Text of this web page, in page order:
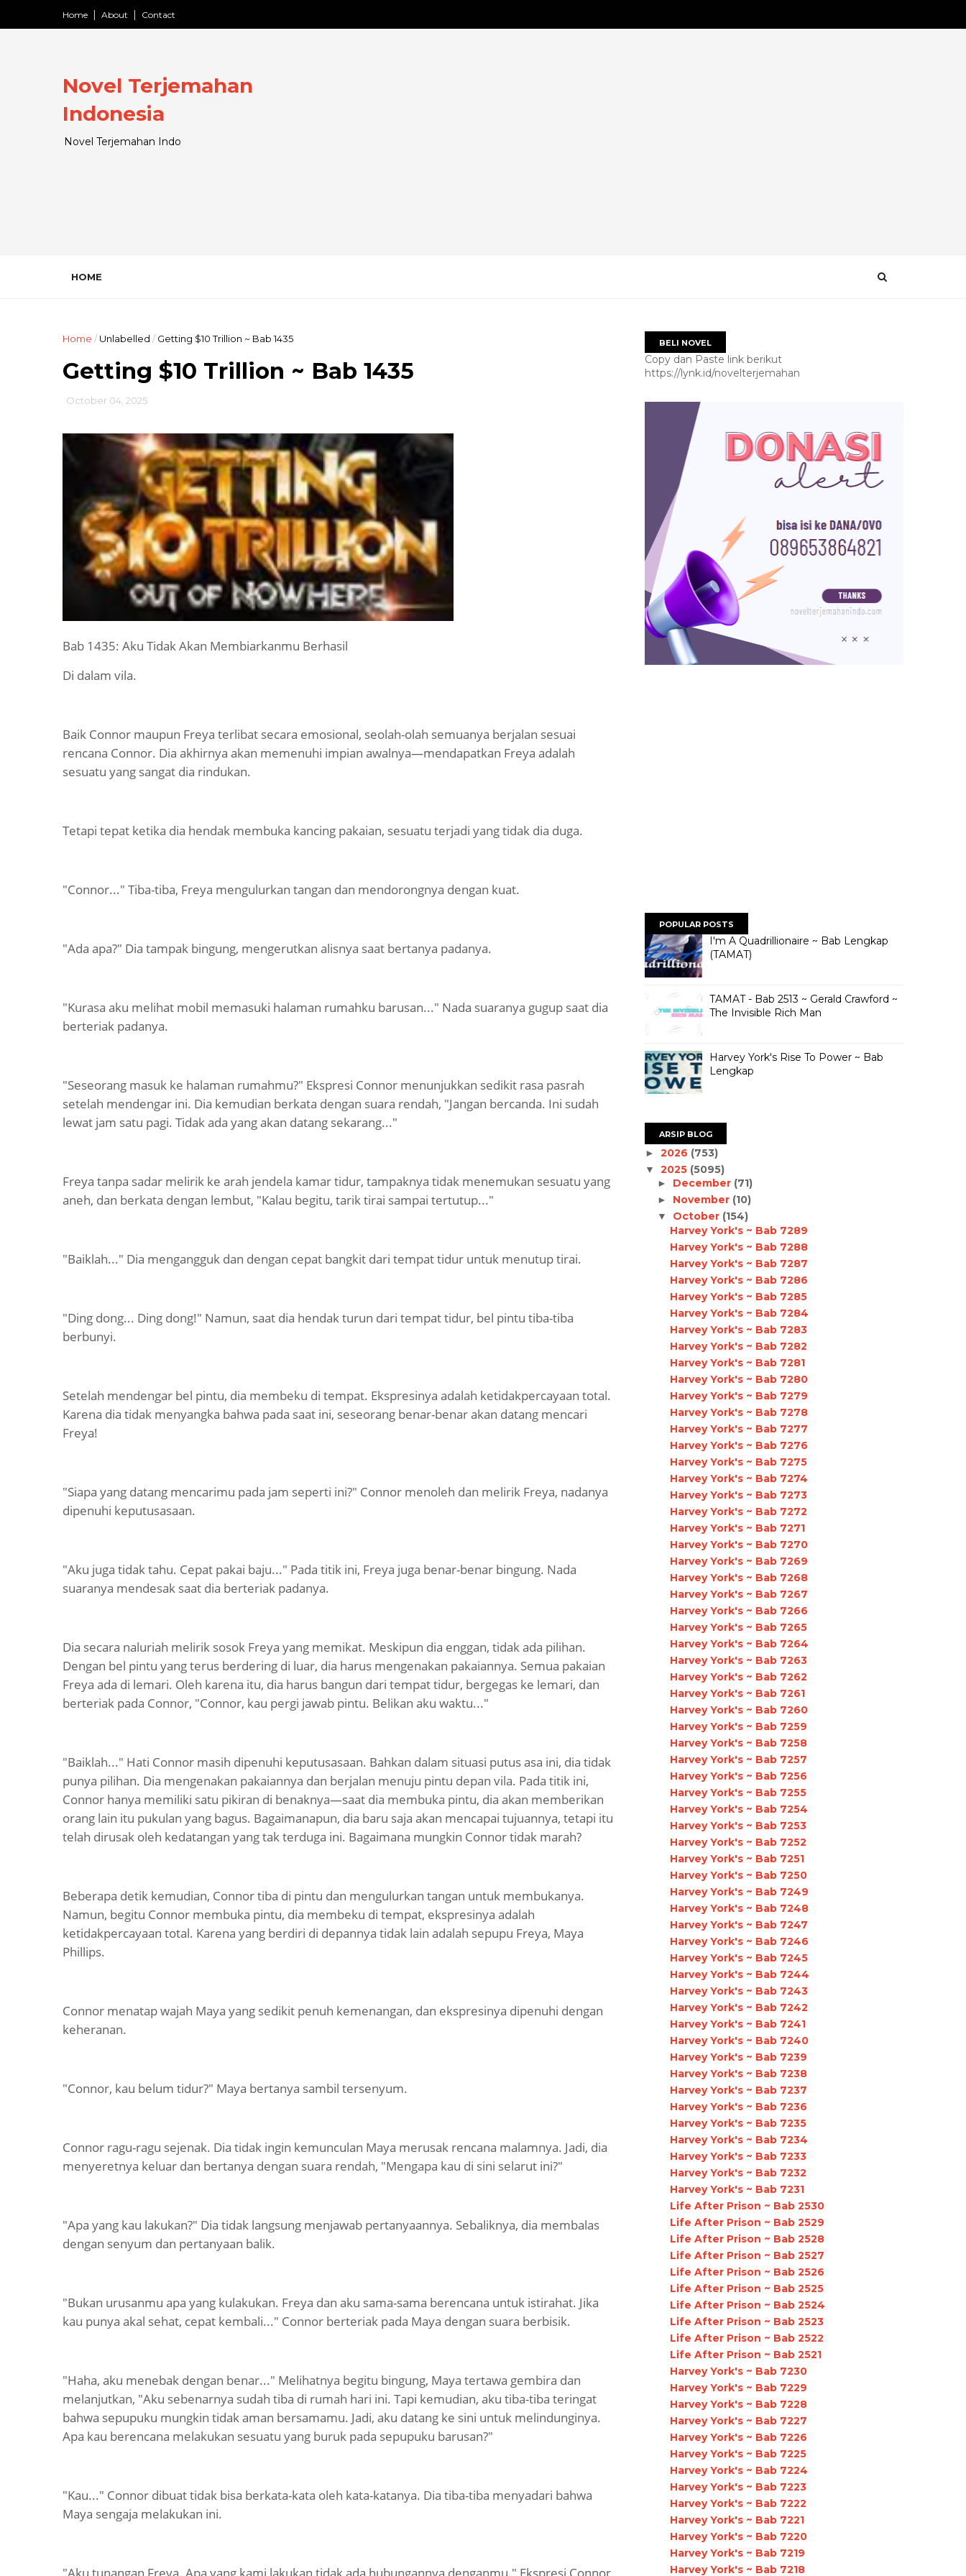
Home About Contact
Novel Terjemahan
Indonesia
Novel Terjemahan Indo
HOME
Home /Unlabelled / Getting $10 Trillion ~ Bab 1435
Getting $10 Trillion ~ Bab 1435
October 04, 2025
Bab 1435: Aku Tidak Akan Membiarkanmu Berhasil
Di dalam vila.
Baik Connor maupun Freya terlibat secara emosional, seolah-olah semuanya berjalan sesuai
rencana Connor. Dia akhirnya akan memenuhi impian awalnya—mendapatkan Freya adalah
sesuatu yang sangat dia rindukan.
Tetapi tepat ketika dia hendak membuka kancing pakaian, sesuatu terjadi yang tidak dia duga.
"Connor..." Tiba-tiba, Freya mengulurkan tangan dan mendorongnya dengan kuat.
"Ada apa?" Dia tampak bingung, mengerutkan alisnya saat bertanya padanya.
"Kurasa aku melihat mobil memasuki halaman rumahku barusan..." Nada suaranya gugup saat dia
berteriak padanya.
"Seseorang masuk ke halaman rumahmu?" Ekspresi Connor menunjukkan sedikit rasa pasrah
setelah mendengar ini. Dia kemudian berkata dengan suara rendah, "Jangan bercanda. Ini sudah
lewat jam satu pagi. Tidak ada yang akan datang sekarang..."
Freya tanpa sadar melirik ke arah jendela kamar tidur, tampaknya tidak menemukan sesuatu yang
aneh, dan berkata dengan lembut, "Kalau begitu, tarik tirai sampai tertutup..."
"Baiklah..." Dia mengangguk dan dengan cepat bangkit dari tempat tidur untuk menutup tirai.
"Ding dong... Ding dong!" Namun, saat dia hendak turun dari tempat tidur, bel pintu tiba-tiba
berbunyi.
Setelah mendengar bel pintu, dia membeku di tempat. Ekspresinya adalah ketidakpercayaan total.
Karena dia tidak menyangka bahwa pada saat ini, seseorang benar-benar akan datang mencari
Freya!
"Siapa yang datang mencarimu pada jam seperti ini?" Connor menoleh dan melirik Freya, nadanya
dipenuhi keputusasaan.
"Aku juga tidak tahu. Cepat pakai baju..." Pada titik ini, Freya juga benar-benar bingung. Nada
suaranya mendesak saat dia berteriak padanya.
Dia secara naluriah melirik sosok Freya yang memikat. Meskipun dia enggan, tidak ada pilihan.
Dengan bel pintu yang terus berdering di luar, dia harus mengenakan pakaiannya. Semua pakaian
Freya ada di lemari. Oleh karena itu, dia harus bangun dari tempat tidur, bergegas ke lemari, dan
berteriak pada Connor, "Connor, kau pergi jawab pintu. Belikan aku waktu..."
"Baiklah..." Hati Connor masih dipenuhi keputusasaan. Bahkan dalam situasi putus asa ini, dia tidak
punya pilihan. Dia mengenakan pakaiannya dan berjalan menuju pintu depan vila. Pada titik ini,
Connor hanya memiliki satu pikiran di benaknya—saat dia membuka pintu, dia akan memberikan
orang lain itu pukulan yang bagus. Bagaimanapun, dia baru saja akan mencapai tujuannya, tetapi itu
telah dirusak oleh kedatangan yang tak terduga ini. Bagaimana mungkin Connor tidak marah?
Beberapa detik kemudian, Connor tiba di pintu dan mengulurkan tangan untuk membukanya.
Namun, begitu Connor membuka pintu, dia membeku di tempat, ekspresinya adalah
ketidakpercayaan total. Karena yang berdiri di depannya tidak lain adalah sepupu Freya, Maya
Phillips.
Connor menatap wajah Maya yang sedikit penuh kemenangan, dan ekspresinya dipenuhi dengan
keheranan.
"Connor, kau belum tidur?" Maya bertanya sambil tersenyum.
Connor ragu-ragu sejenak. Dia tidak ingin kemunculan Maya merusak rencana malamnya. Jadi, dia
menyeretnya keluar dan bertanya dengan suara rendah, "Mengapa kau di sini selarut ini?"
"Apa yang kau lakukan?" Dia tidak langsung menjawab pertanyaannya. Sebaliknya, dia membalas
dengan senyum dan pertanyaan balik.
"Bukan urusanmu apa yang kulakukan. Freya dan aku sama-sama berencana untuk istirahat. Jika
kau punya akal sehat, cepat kembali..." Connor berteriak pada Maya dengan suara berbisik.
"Haha, aku menebak dengan benar..." Melihatnya begitu bingung, Maya tertawa gembira dan
melanjutkan, "Aku sebenarnya sudah tiba di rumah hari ini. Tapi kemudian, aku tiba-tiba teringat
bahwa sepupuku mungkin tidak aman bersamamu. Jadi, aku datang ke sini untuk melindunginya.
Apa kau berencana melakukan sesuatu yang buruk pada sepupuku barusan?"
"Kau..." Connor dibuat tidak bisa berkata-kata oleh kata-katanya. Dia tiba-tiba menyadari bahwa
Maya sengaja melakukan ini.
"Aku tunangan Freya. Apa yang kami lakukan tidak ada hubungannya denganmu." Ekspresi Connor
BELI NOVEL
Copy dan Paste link berikut
https://lynk.id/novelterjemahan
POPULAR POSTS
I'm A Quadrillionaire ~ Bab Lengkap
(TAMAT)
TAMAT - Bab 2513 ~ Gerald Crawford ~
The Invisible Rich Man
Harvey York's Rise To Power ~ Bab
Lengkap
ARSIP BLOG
► 2026 (753)
▼ 2025 (5095)
► December (71)
► November (10)
▼ October (154)
Harvey York's ~ Bab 7289
Harvey York's ~ Bab 7288
Harvey York's ~ Bab 7287
Harvey York's ~ Bab 7286
Harvey York's ~ Bab 7285
Harvey York's ~ Bab 7284
Harvey York's ~ Bab 7283
Harvey York's ~ Bab 7282
Harvey York's ~ Bab 7281
Harvey York's ~ Bab 7280
Harvey York's ~ Bab 7279
Harvey York's ~ Bab 7278
Harvey York's ~ Bab 7277
Harvey York's ~ Bab 7276
Harvey York's ~ Bab 7275
Harvey York's ~ Bab 7274
Harvey York's ~ Bab 7273
Harvey York's ~ Bab 7272
Harvey York's ~ Bab 7271
Harvey York's ~ Bab 7270
Harvey York's ~ Bab 7269
Harvey York's ~ Bab 7268
Harvey York's ~ Bab 7267
Harvey York's ~ Bab 7266
Harvey York's ~ Bab 7265
Harvey York's ~ Bab 7264
Harvey York's ~ Bab 7263
Harvey York's ~ Bab 7262
Harvey York's ~ Bab 7261
Harvey York's ~ Bab 7260
Harvey York's ~ Bab 7259
Harvey York's ~ Bab 7258
Harvey York's ~ Bab 7257
Harvey York's ~ Bab 7256
Harvey York's ~ Bab 7255
Harvey York's ~ Bab 7254
Harvey York's ~ Bab 7253
Harvey York's ~ Bab 7252
Harvey York's ~ Bab 7251
Harvey York's ~ Bab 7250
Harvey York's ~ Bab 7249
Harvey York's ~ Bab 7248
Harvey York's ~ Bab 7247
Harvey York's ~ Bab 7246
Harvey York's ~ Bab 7245
Harvey York's ~ Bab 7244
Harvey York's ~ Bab 7243
Harvey York's ~ Bab 7242
Harvey York's ~ Bab 7241
Harvey York's ~ Bab 7240
Harvey York's ~ Bab 7239
Harvey York's ~ Bab 7238
Harvey York's ~ Bab 7237
Harvey York's ~ Bab 7236
Harvey York's ~ Bab 7235
Harvey York's ~ Bab 7234
Harvey York's ~ Bab 7233
Harvey York's ~ Bab 7232
Harvey York's ~ Bab 7231
Life After Prison ~ Bab 2530
Life After Prison ~ Bab 2529
Life After Prison ~ Bab 2528
Life After Prison ~ Bab 2527
Life After Prison ~ Bab 2526
Life After Prison ~ Bab 2525
Life After Prison ~ Bab 2524
Life After Prison ~ Bab 2523
Life After Prison ~ Bab 2522
Life After Prison ~ Bab 2521
Harvey York's ~ Bab 7230
Harvey York's ~ Bab 7229
Harvey York's ~ Bab 7228
Harvey York's ~ Bab 7227
Harvey York's ~ Bab 7226
Harvey York's ~ Bab 7225
Harvey York's ~ Bab 7224
Harvey York's ~ Bab 7223
Harvey York's ~ Bab 7222
Harvey York's ~ Bab 7221
Harvey York's ~ Bab 7220
Harvey York's ~ Bab 7219
Harvey York's ~ Bab 7218